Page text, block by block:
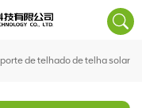
de telhado de telha solar